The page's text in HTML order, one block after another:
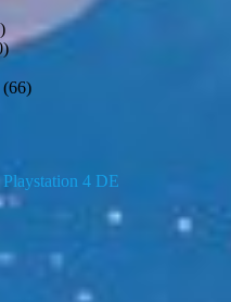
(66)
4 DE